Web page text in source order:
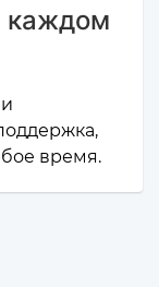
каждом
время.